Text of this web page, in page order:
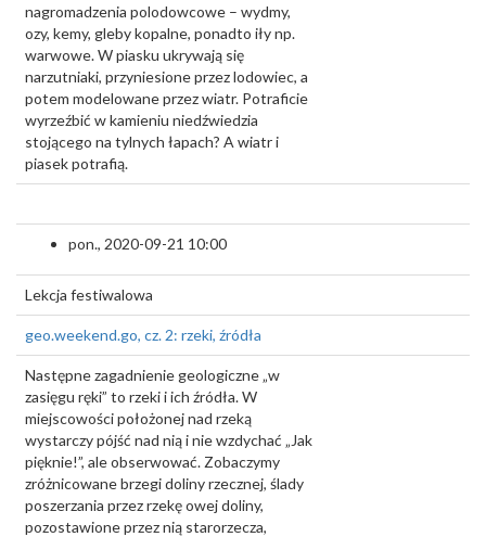
nagromadzenia polodowcowe – wydmy,
ozy, kemy, gleby kopalne, ponadto iły np.
warwowe. W piasku ukrywają się
narzutniaki, przyniesione przez lodowiec, a
potem modelowane przez wiatr. Potraficie
wyrzeźbić w kamieniu niedźwiedzia
stojącego na tylnych łapach? A wiatr i
piasek potrafią.
pon., 2020-09-21 10:00
Lekcja festiwalowa
geo.weekend.go, cz. 2: rzeki, źródła
Następne zagadnienie geologiczne „w
zasięgu ręki” to rzeki i ich źródła. W
miejscowości położonej nad rzeką
wystarczy pójść nad nią i nie wzdychać „Jak
pięknie!”, ale obserwować. Zobaczymy
zróżnicowane brzegi doliny rzecznej, ślady
poszerzania przez rzekę owej doliny,
pozostawione przez nią starorzecza,